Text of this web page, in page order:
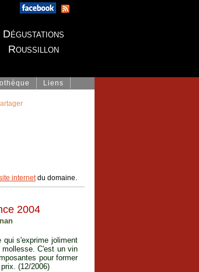
Dégustations
Roussillon
Liens
internetdu domaine.
2004
qui s'exprime joliment
C'est un vin
pour former
(12/2006)